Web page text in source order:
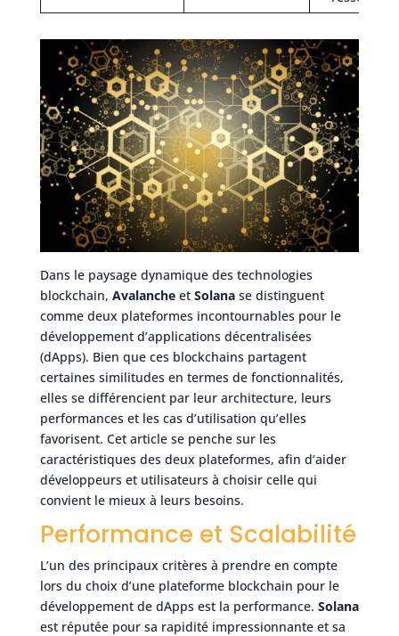
Dans le paysage dynamique des technologies
blockchain, Avalancheet Solanase distinguent
comme deux plateformes incontournables pour le
développement d’applications décentralisées
(dApps). Bien que ces blockchains partagent
certaines similitudes en termes de fonctionnalités,
elles se différencient par leur architecture, leurs
performances et les cas d’utilisation qu’elles
favorisent. Cet article se penche sur les
caractéristiques des deux plateformes, afin d’aider
développeurs et utilisateurs à choisir celle qui
convient le mieux à leurs besoins.
Performance et Scalabilité
L’un des principaux critères à prendre en compte
lors du choix d’une plateforme blockchain pour le
développement de dApps est la performance. Solana
est réputée pour sa rapidité impressionnante et sa